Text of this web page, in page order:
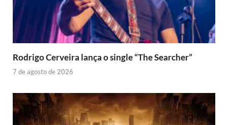
Rodrigo Cerveira lança o single “The Searcher”
7 de agosto de 2026